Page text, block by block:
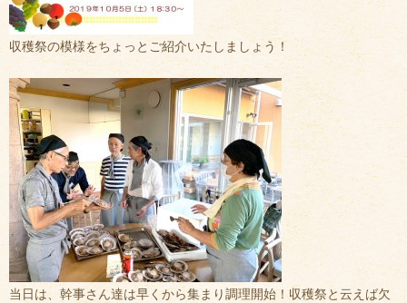
収穫祭の模様をちょっとご紹介いたしましょう！
当日は、幹事さん達は早くから集まり調理開始！収穫祭と云えば欠